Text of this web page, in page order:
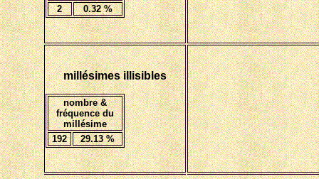
2
0.32 %
millésimes illisibles
nombre &
fréquence du
millésime
192
29.13 %